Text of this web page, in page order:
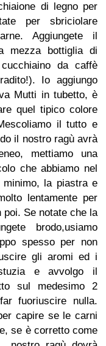
di legno per
per sbriciolare
Aggiungete il
mezza bottiglia di
da caffè
Io aggiungo
Mutti in tubetto, è
quel tipico colore
il tutto e
il nostro ragù avrà
mettiamo una
che abbiamo nel
la piastra e
lentamente per
Se notate che la
brodo,usiamo
spesso per non
gli aromi ed i
e avvolgo il
sul medesimo 2
fuoriuscire nulla.
capire se le carni
se è corretto come